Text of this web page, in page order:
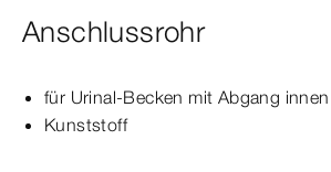
Anschlussrohr
für Urinal-​Becken mit Abgang
Kunststoff